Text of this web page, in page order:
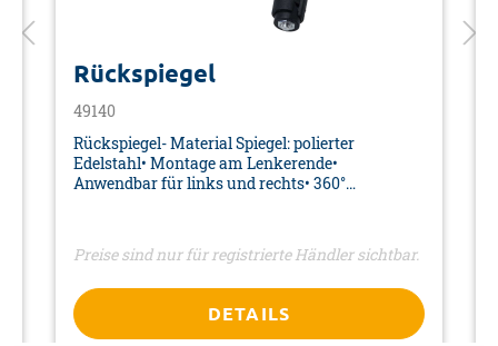
KLEINKINDER UND KINDER!
Lassen Sie Kinder niemals unbeaufsichtigt mit
dem Verpackungsmaterial, denn es besteht
Erstickungsgefahr durch das Verschlucken von
Verpackungsteilen. Halten Sie diesen Artikel
stets von Kindern fern. Dieser Artikel ist kein
Spielzeug! Nehmen Sie diesen Artikel keinesfalls
Rückspiegel
49140
Rückspiegel- Material Spiegel: polierter
Edelstahl• Montage am Lenkerende•
Anwendbar für links und rechts• 360°
mm• Verpackung: Karte
Preise sind nur für registrierte Händler sichtbar.
DETAILS